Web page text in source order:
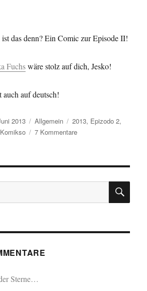
das denn? Ein Comic zur Episode II!
Fuchswäre stolz auf dich, Jesko!
auf deutsch!
2013 Kategorien
Allgemein Schlagwörter
2013, Epizodo 2,
Komikso 7 Kommentarezu
la
du!!!
von
Sterne…